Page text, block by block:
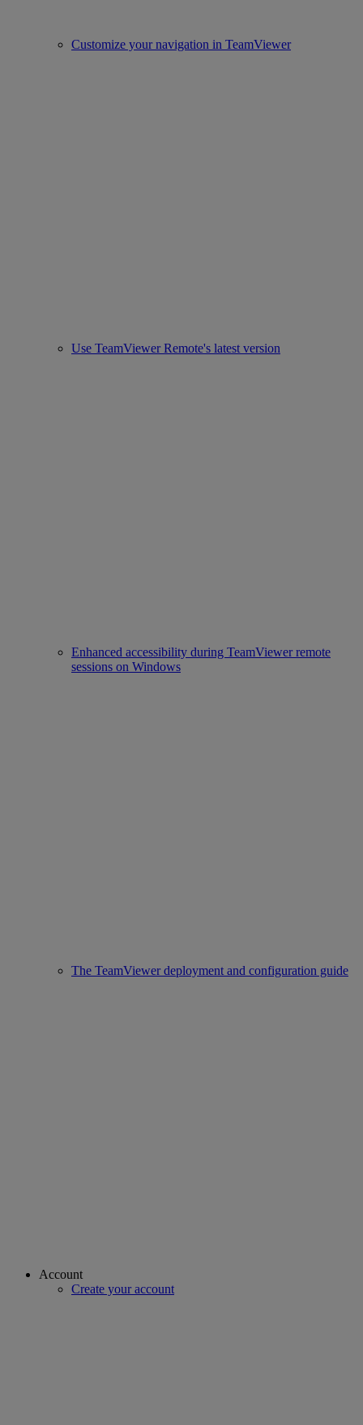
Customize your navigation in TeamViewer
Use TeamViewer Remote's latest version
Enhanced accessibility during TeamViewer remote
sessions on Windows
The TeamViewer deployment and configuration guide
Account
Create your account